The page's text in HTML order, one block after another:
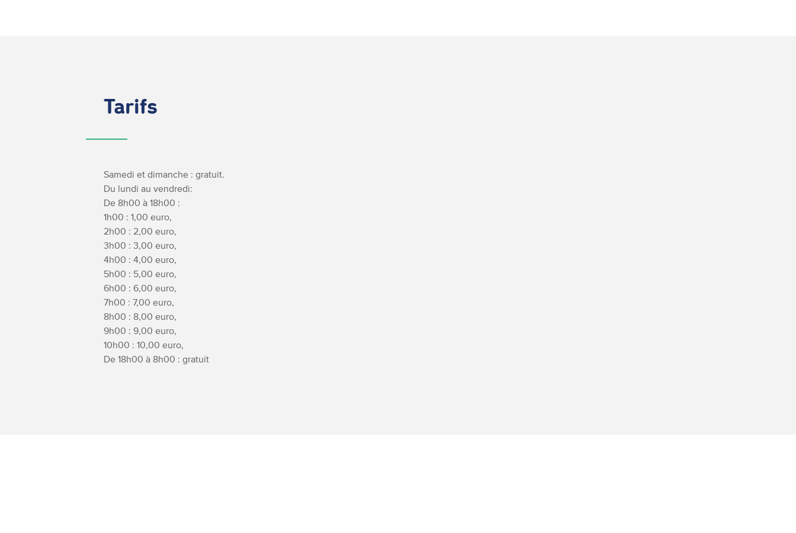
Tarifs
Samedi et dimanche : gratuit.
Du lundi au vendredi:
De 8h00 à 18h00 :
1h00 : 1,00 euro,
2h00 : 2,00 euro,
3h00 : 3,00 euro,
4h00 : 4,00 euro,
5h00 : 5,00 euro,
6h00 : 6,00 euro,
7h00 : 7,00 euro,
8h00 : 8,00 euro,
9h00 : 9,00 euro,
10h00 : 10,00 euro,
De 18h00 à 8h00 : gratuit